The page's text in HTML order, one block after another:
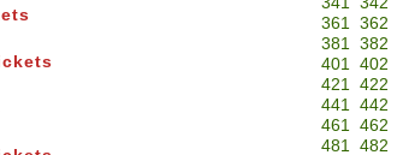
361 362
381 382
401 402
421 422
441 442
461 462
481 482